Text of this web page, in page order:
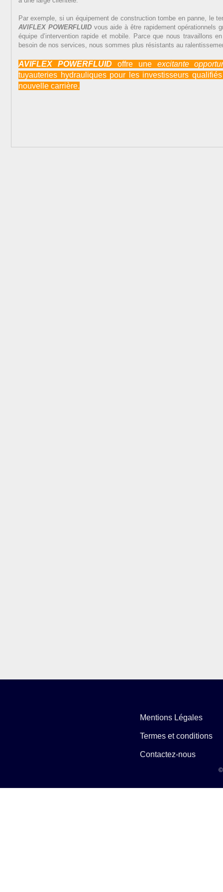
Par exemple, si un équipement de construction tombe en panne, le
AVIFLEX POWERFLUIDvous aide à être rapidement opérationnels
équipe d’intervention rapide et mobile. Parce que nous travaillons
besoin de nos services, nous sommes plus résistants au
AVIFLEX POWERFLUID offre uneexcitante
tuyauteries hydrauliques pour les investisseurs
nouvelle carrière.
Mentions Légales
Termes et conditions
Contactez-nous
©